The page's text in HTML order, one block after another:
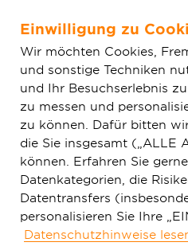
Zum Hauptinhalt
Glasfaser & Ausbau
Camberg
150
Nur bis
Einwilligung zu
Wir möchten Cookies,
und sonstige Techniken
und Ihr Besuchserlebnis
zu messen und
zu können. Dafür bitten
die Sie insgesamt („ALLE
können. Erfahren Sie
Datenkategorien, die
Datentransfers
personalisieren Sie Ihre
Datenschutzhinweise